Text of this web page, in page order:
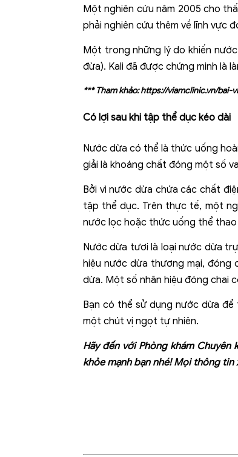
Một nghiên cứu năm 2005 cho
phải nghiên cứu thêm về lĩnh vực
Một trong những lý do khiến
đừa). Kali đã được chứng minh là
*** Tham khảo:https://viamclinic.vn/
Có lợi sau khi tập thể dục kéo dài
Nước dừa có thể là thức uống
giải là khoáng chất đóng một số
Bởi vì nước dừa chứa các chất
tập thể dục. Trên thực tế, một
nước lọc hoặc thức uống thể
Nước dừa tươi là loại nước dừa
hiệu nước dừa thương mại, đóng
dừa. Một số nhãn hiệu đóng chai
Bạn có thể sử dụng nước dừa
một chút vị ngọt tự nhiên.
Hãy đến với Phòng khám Chuyên
khỏe mạnh bạn nhé! Mọi thông tin